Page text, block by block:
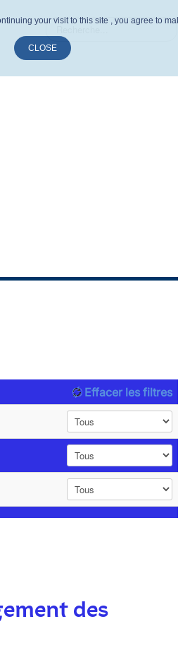
Effacer les filtres
des
your visit to this site , you agree to
CLOSE